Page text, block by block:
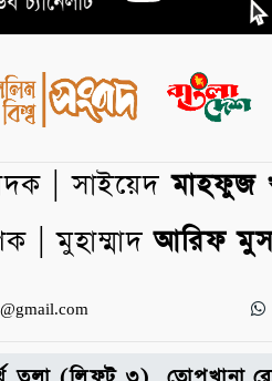
| সাইয়েদমাহফুজ
| মুহাম্মাদআরিফ